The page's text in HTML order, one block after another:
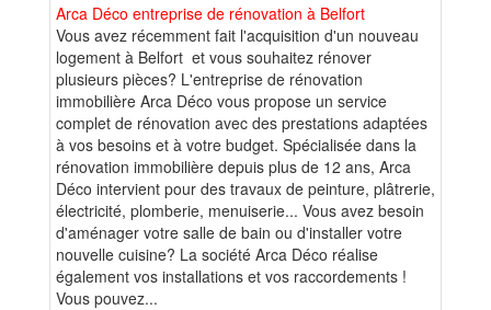
Arca Déco entreprise de rénovation à Belfort
Vous avez récemment fait l'acquisition d'un nouveau
logement à Belfort et vous souhaitez rénover
plusieurs pièces? L'entreprise de rénovation
immobilière Arca Déco vous propose un service
complet de rénovation avec des prestations adaptées
à vos besoins et à votre budget. Spécialisée dans la
rénovation immobilière depuis plus de 12 ans, Arca
Déco intervient pour des travaux de peinture, plâtrerie,
électricité, plomberie, menuiserie... Vous avez besoin
d'aménager votre salle de bain ou d'installer votre
nouvelle cuisine? La société Arca Déco réalise
également vos installations et vos raccordements !
Vous pouvez...